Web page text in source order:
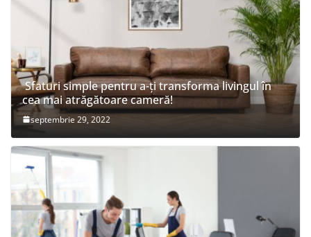
Sfaturi simple pentru a-ți transforma livingul în
cea mai atrăgătoare cameră!
septembrie 29, 2022